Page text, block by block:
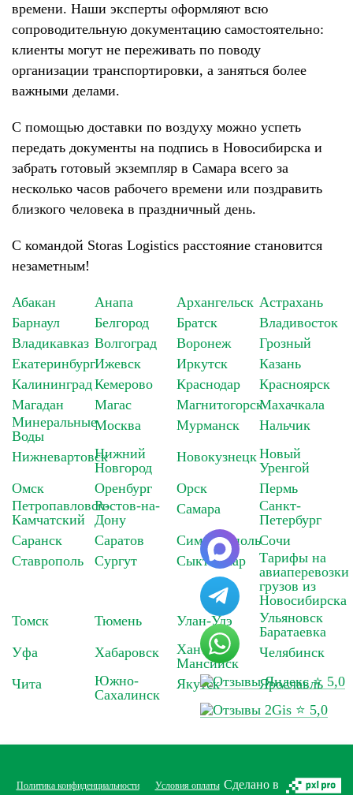
времени. Наши эксперты оформляют всю
сопроводительную документацию самостоятельно:
клиенты могут не переживать по поводу
организации транспортировки, а заняться более
важными делами.
С помощью доставки по воздуху можно успеть
передать документы на подпись в Новосибирска и
забрать готовый экземпляр в Самара всего за
несколько часов рабочего времени или поздравить
близкого человека в праздничный день.
С командой Storas Logistics расстояние становится
незаметным!
Абакан Анапа Архангельск Астрахань
Барнаул
Белгород Братск
Владивосток
Владикавказ Волгоград Воронеж
Грозный
ЕкатеринбургИжевск Иркутск
Казань
КалининградКемерово Краснодар
Красноярск
Магадан
Магас МагнитогорскМахачкала
Минеральные
Воды
Москва Мурманск
Нальчик
НижневартовскНижний
Новгород
НовокузнецкНовый
Уренгой
Омск
Оренбург Орск
Пермь
Петропавловск-
Камчатский
Ростов-на-
Дону
Самара
Санкт-
Петербург
Саранск
Саратов СимферопольСочи
Ставрополь
Сургут Сыктывкар
Тарифы на
авиаперевозки
грузов из
Новосибирска
Томск
Тюмень Улан-Удэ
Ульяновск
Баратаевка
Уфа
Хабаровск
Ханты-
Мансийск
Челябинск
Чита
Южно-
Сахалинск
Якутск Ярославль
Политика конфиденциальности Условия оплаты Сделано в
⭐ 5,0
⭐ 5,0